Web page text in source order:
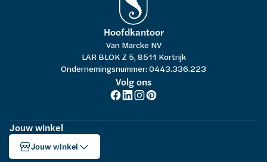
Hoofdkantoor
Van Marcke NV
LAR BLOK Z 5, 8511 Kortrijk
Ondernemingsnummer: 0443.336.223
Volg ons
Jouw winkel
Jouw winkel